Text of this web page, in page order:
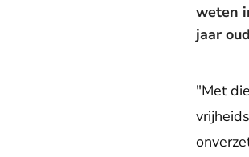
weten
jaar
"Met